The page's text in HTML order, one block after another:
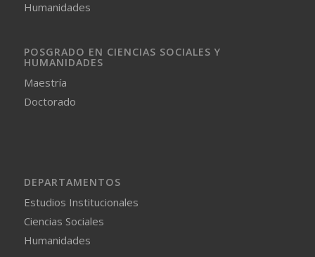
Humanidades
POSGRADO EN CIENCIAS SOCIALES Y
HUMANIDADES
Maestría
Doctorado
DEPARTAMENTOS
Estudios Institucionales
Ciencias Sociales
Humanidades